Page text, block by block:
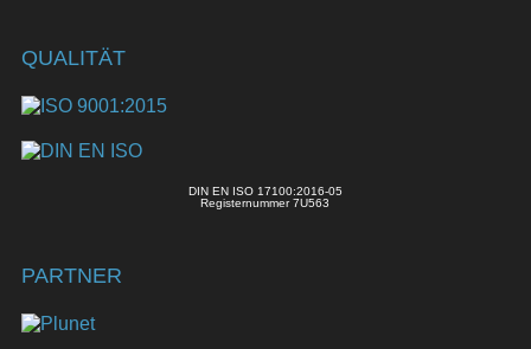
QUALITÄT
DIN EN ISO 17100:2016-05
Registernummer 7U563
PARTNER